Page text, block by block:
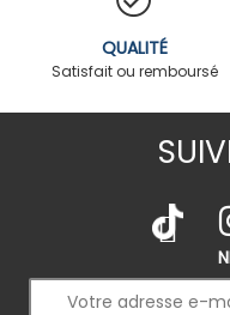
QUALITÉ
Satisfait ou remboursé